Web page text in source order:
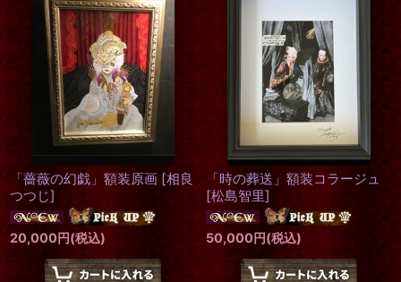
「薔薇の幻戯」額装原画 [相良
つつじ]
20,000円(税込)
「時の葬送」額装コラージュ
[松島智里]
50,000円(税込)